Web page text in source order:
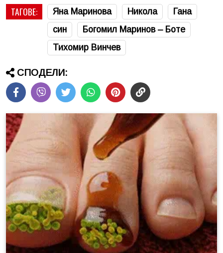
ТАГОВЕ: Яна Маринова Никола
Гана
син
Богомил Маринов – Боте
Тихомир Винчев
СПОДЕЛИ: